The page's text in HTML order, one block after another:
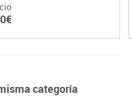
categoría